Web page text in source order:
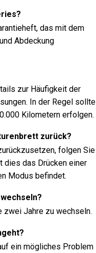
das mit dem
Abdeckung
zur Häufigkeit der
In der Regel sollte
Kilometern erfolgen.
zurück?
folgen Sie
dies das Drücken einer
Modus befindet.
Jahre zu wechseln.
ein mögliches Problem